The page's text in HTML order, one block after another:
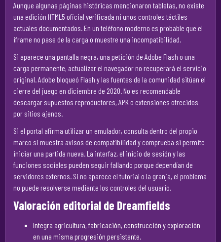
Aunque algunas páginas históricas mencionaron tabletas, no existe
una edición HTML5 oficial verificada ni unos controles táctiles
actuales documentados. En un teléfono moderno es probable que el
iframe no pase de la carga o muestre una incompatibilidad.
Si aparece una pantalla negra, una petición de Adobe Flash o una
carga permanente, actualizar el navegador no recuperará el servicio
original. Adobe bloqueó Flash y las fuentes de la comunidad sitúan el
cierre del juego en diciembre de 2020. No es recomendable
descargar supuestos reproductores, APK o extensiones ofrecidos
por sitios ajenos.
Si el portal afirma utilizar un emulador, consulta dentro del propio
marco si muestra avisos de compatibilidad y comprueba si permite
iniciar una partida nueva. La interfaz, el inicio de sesión y las
funciones sociales pueden seguir fallando porque dependían de
servidores externos. Si no aparece el tutorial o la granja, el problema
no puede resolverse mediante los controles del usuario.
Valoración editorial de Dreamfields
Integra agricultura, fabricación, construcción y exploración
en una misma progresión persistente.